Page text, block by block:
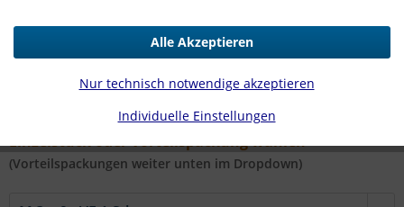
0,35 € *
*inkl. MwSt.zzgl. Versandkosten
2-5 Werktage Lieferzeit
#Art. 1023 | Ø x l in mm:
Einzelstück oder Vorteilspackung wählen
(Vorteilspackungen weiter unten im Dropdown)
Individuelle Einstellungen
Nur technisch notwendige akzeptieren
Alle Akzeptieren